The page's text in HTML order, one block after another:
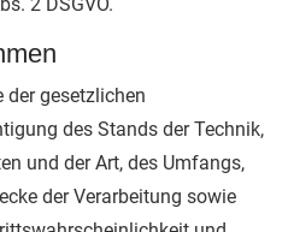
gesetzlichen
des Stands der Technik,
und der Art, des Umfangs,
der Verarbeitung sowie